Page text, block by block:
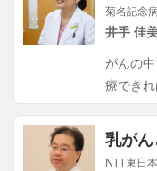
菊名記念
井手 佳
がんの
療でき
乳が
NTT東日